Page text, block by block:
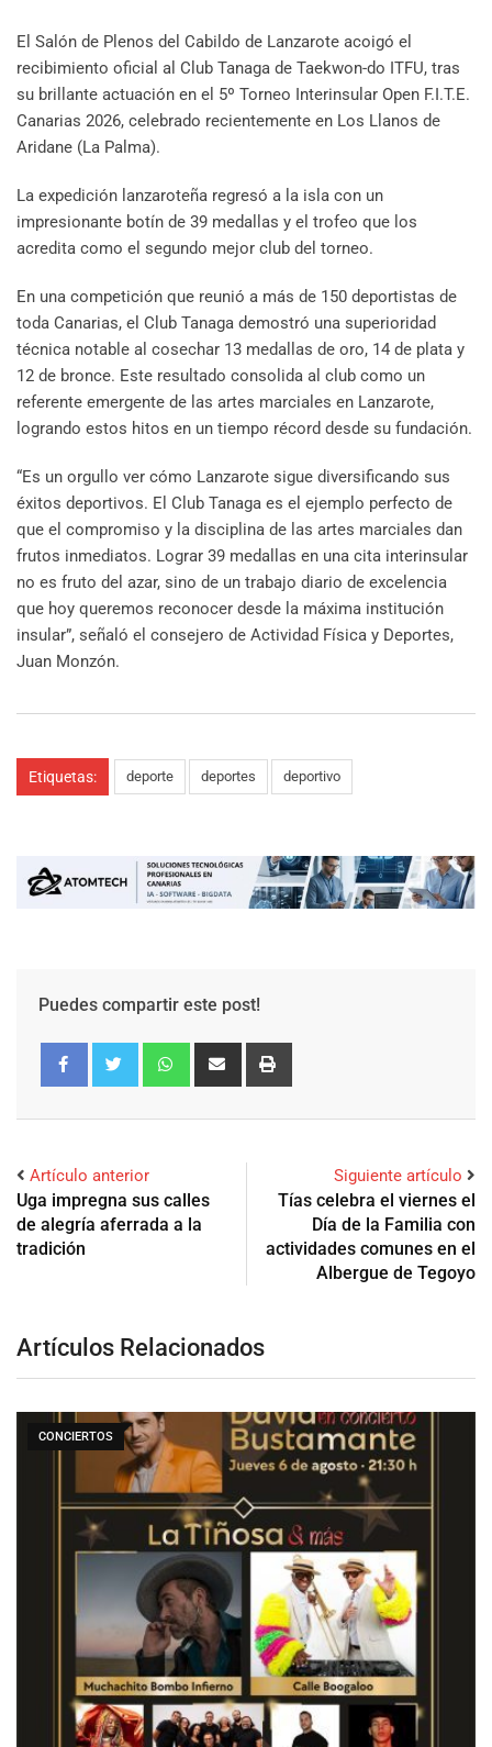
El Salón de Plenos del Cabildo de Lanzarote acoigó el
recibimiento oficial al Club Tanaga de Taekwon-do ITFU, tras
su brillante actuación en el 5º Torneo Interinsular Open F.I.T.E.
Canarias 2026, celebrado recientemente en Los Llanos de
Aridane (La Palma).
La expedición lanzaroteña regresó a la isla con un
impresionante botín de 39 medallas y el trofeo que los
acredita como el segundo mejor club del torneo.
En una competición que reunió a más de 150 deportistas de
toda Canarias, el Club Tanaga demostró una superioridad
técnica notable al cosechar 13 medallas de oro, 14 de plata y
12 de bronce. Este resultado consolida al club como un
referente emergente de las artes marciales en Lanzarote,
logrando estos hitos en un tiempo récord desde su fundación.
“Es un orgullo ver cómo Lanzarote sigue diversificando sus
éxitos deportivos. El Club Tanaga es el ejemplo perfecto de
que el compromiso y la disciplina de las artes marciales dan
frutos inmediatos. Lograr 39 medallas en una cita interinsular
no es fruto del azar, sino de un trabajo diario de excelencia
que hoy queremos reconocer desde la máxima institución
insular”, señaló el consejero de Actividad Física y Deportes,
Juan Monzón.
Etiquetas: deporte deportes deportivo
Puedes compartir este post!
Artículo anterior
Uga impregna sus calles
de alegría aferrada a la
tradición
Siguiente artículo
Tías celebra el viernes el
Día de la Familia con
actividades comunes en el
Albergue de Tegoyo
Artículos Relacionados
CONCIERTOS